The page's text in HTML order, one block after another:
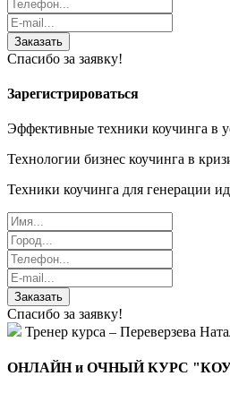
Заказать
Спасибо за заявку!
Зарегистрироваться
Эффективные техники коучинга в
Технологии бизнес коучинга в
Техники коучинга для генерации
Заказать
Спасибо за заявку!
Тренер курса – Переверзева
ОНЛАЙН и ОЧНЫЙ КУРС